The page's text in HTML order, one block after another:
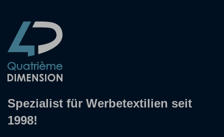
Spezialist für Werbetextilien seit
1998!